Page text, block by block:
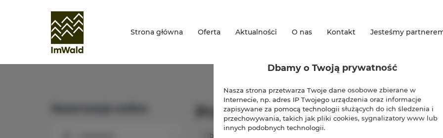
Strona główna Oferta Aktualności O nas Kontakt Jesteśmy
Promocje
Obecnie nie ma żadnych aktywnych promocji.
Dbamy o Twoją prywatność
Nasza strona przetwarza Twoje dane osobowe zbierane w
Internecie, np. adres IP Twojego urządzenia oraz informacje
zapisywane za pomocą technologii służących do ich śledzenia i
przechowywania, takich jak pliki cookies, sygnalizatory www lub
innych podobnych technologii.